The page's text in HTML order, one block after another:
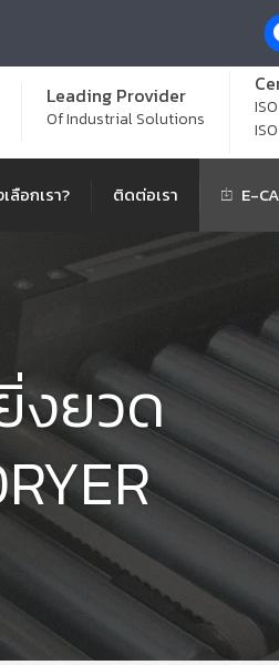
Leading Provider
Of Industrial Solutions
ลือกเรา? E-
ติดต่อเรา
งยวด